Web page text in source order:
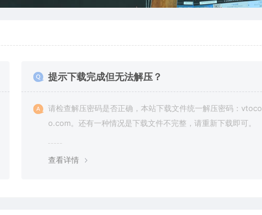
提示下载完成但无法解压？
请检查解压密码是否正确，本站下载文件统一解压密码：vtoco
o.com。还有一种情况是下载文件不完整，请重新下载即可。
查看详情